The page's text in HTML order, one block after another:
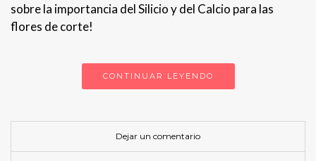
sobre la importancia del Silicio y del Calcio para las
flores de corte!
CONTINUAR LEYENDO
Dejar un comentario